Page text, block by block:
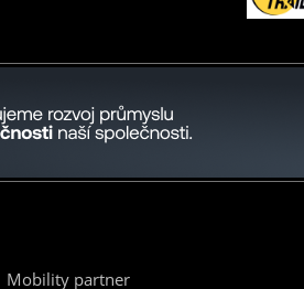
Mobility partner